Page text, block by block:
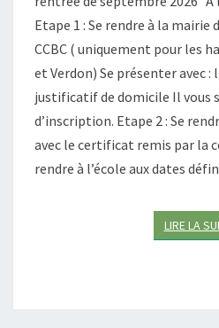
N
S
R
I
P
T
I
S
É
Etape 1 : Se rendre à la mairie
CCBC ( uniquement pour les
et Verdon) Se présenter avec
justificatif de domicile Il vous
d’inscription. Etape 2 : Se
avec le certificat remis par la
rendre à l’école aux dates
LIRE LA